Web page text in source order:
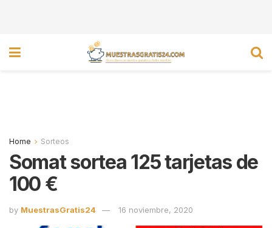
Home Sorteos
Somat sortea 125 tarjetas de
100 €
by MuestrasGratis24 16 noviembre, 2020